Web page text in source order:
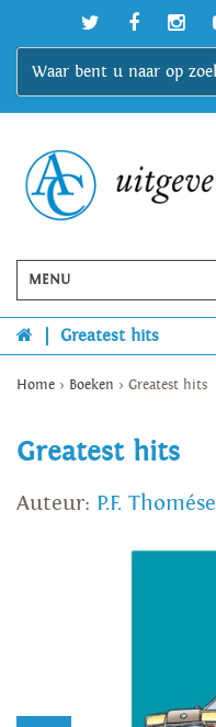
MENU
Greatest hits
Home > Boeken > Greatest hits
Greatest hits
Auteur: P.F. Thomése